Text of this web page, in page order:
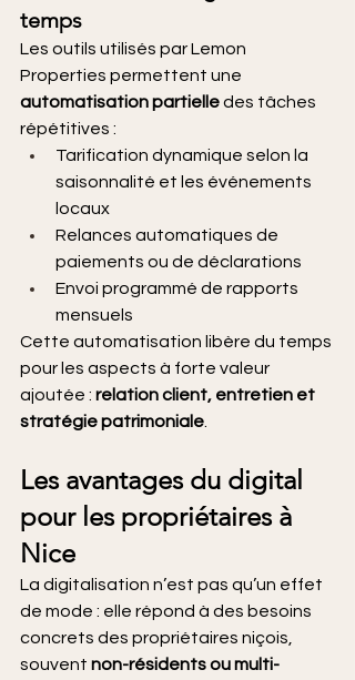
temps
Les outils utilisés par Lemon
Properties permettent une
automatisation partielle des tâches
répétitives :
Tarification dynamique selon la
saisonnalité et les événements
locaux
Relances automatiques de
paiements ou de déclarations
Envoi programmé de rapports
mensuels
Cette automatisation libère du temps
pour les aspects à forte valeur
ajoutée : relation client, entretien et
stratégie patrimoniale
Les avantages du digital
pour les propriétaires à
Nice
La digitalisation n’est pas qu’un effet
de mode : elle répond à des besoins
concrets des propriétaires niçois,
souvent non-résidents ou multi-